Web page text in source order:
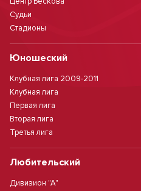
Судьи
Стадионы
Юношеский
Клубная лига 2009-2011
Клубная лига
Первая лига
Вторая лига
Третья лига
Любительский
Дивизион "А"